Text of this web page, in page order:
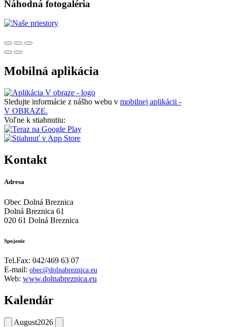
Náhodná fotogaléria
Mobilná aplikácia
Sledujte informácie z nášho webu v mobilnej aplikácii -
V OBRAZE.
Voľne k stiahnutiu:
Kontakt
Adresa
Obec Dolná Breznica
Dolná Breznica 61
020 61 Dolná Breznica
Spojenie
Tel.Fax: 042/469 63 07
E-mail: obec@dolnabreznica.eu
Web: www.dolnabreznica.eu
Kalendár
August2026